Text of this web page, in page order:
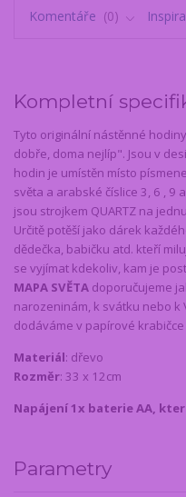
Komentáře
0
Kompletní
Tyto originální nástěnné
dobře, doma nejlíp". Jsou v
hodin je umístěn místo
světa a arabské číslice 3, 6 , 9
jsou strojkem QUARTZ na
Určitě potěší jako dárek
dědečka, babičku atd. kteří
se vyjímat kdekoliv, kam je
MAPA SVĚTA doporučujeme
narozeninám, k svátku nebo k
dodáváme v papírové
Materiál: dřevo
Rozměr: 33 x 12cm
Napájení 1x baterie AA,
Parametry